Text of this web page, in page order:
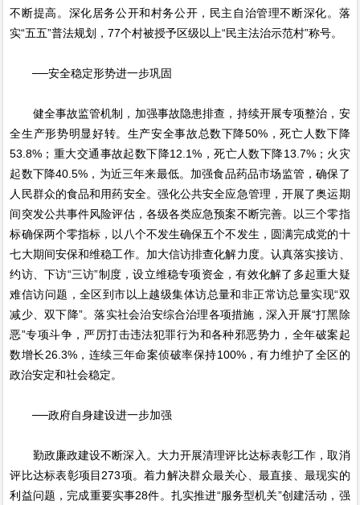
不断提高。深化居务公开和村务公开，民主自治管理不断深化。落
实“五五”普法规划，77个村被授予区级以上“民主法治示范村”称号。
──安全稳定形势进一步巩固
健全事故监管机制，加强事故隐患排查，持续开展专项整治，安
全生产形势明显好转。生产安全事故总数下降50%，死亡人数下降
53.8%；重大交通事故起数下降12.1%，死亡人数下降13.7%；火灾
起数下降40.5%，为近三年来最低。加强食品药品市场监管，确保了
人民群众的食品和用药安全。强化公共安全应急管理，开展了奥运期
间突发公共事件风险评估，各级各类应急预案不断完善。以三个零指
标确保两个零指标，以八个不发生确保五个不发生，圆满完成党的十
七大期间安保和维稳工作。加大信访排查化解力度。认真落实接访、
约访、下访“三访”制度，设立维稳专项资金，有效化解了多起重大疑
难信访问题，全区到市以上越级集体访总量和非正常访总量实现“双
减少、双下降”。落实社会治安综合治理各项措施，深入开展“打黑除
恶”专项斗争，严厉打击违法犯罪行为和各种邪恶势力，全年破案起
数增长26.3%，连续三年命案侦破率保持100%，有力维护了全区的
政治安定和社会稳定。
──政府自身建设进一步加强
勤政廉政建设不断深入。大力开展清理评比达标表彰工作，取消
评比达标表彰项目273项。着力解决群众最关心、最直接、最现实的
利益问题，完成重要实事28件。扎实推进“服务型机关”创建活动，强